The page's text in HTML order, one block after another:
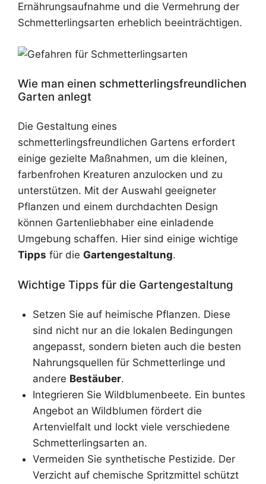
Ernährungsaufnahme und die Vermehrung der
Schmetterlingsarten erheblich beeinträchtigen.
Wie man einen schmetterlingsfreundlichen
Garten anlegt
Die Gestaltung eines
schmetterlingsfreundlichen Gartens erfordert
einige gezielte Maßnahmen, um die kleinen,
farbenfrohen Kreaturen anzulocken und zu
unterstützen. Mit der Auswahl geeigneter
Pflanzen und einem durchdachten Design
können Gartenliebhaber eine einladende
Umgebung schaffen. Hier sind einige wichtige
Tipps für die Gartengestaltung.
Wichtige Tipps für die Gartengestaltung
Setzen Sie auf heimische Pflanzen. Diese
sind nicht nur an die lokalen Bedingungen
angepasst, sondern bieten auch die besten
Nahrungsquellen für Schmetterlinge und
andere Bestäuber.
Integrieren Sie Wildblumenbeete. Ein buntes
Angebot an Wildblumen fördert die
Artenvielfalt und lockt viele verschiedene
Schmetterlingsarten an.
Vermeiden Sie synthetische Pestizide. Der
Verzicht auf chemische Spritzmittel schützt